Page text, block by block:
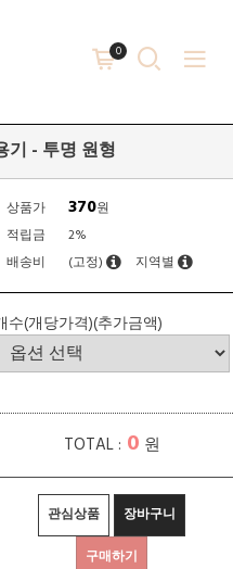
0
기 - 투명 원형
상품가 370원
적립금
2%
배송비
(고정) 지역별
수(개당가격)(추가금액)
TOTAL : 0 원
관심상품
장바구니
구매하기